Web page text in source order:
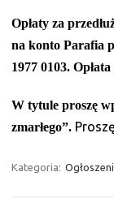
Opłaty za
na konto Parafia
1977 0103.
W tytule proszę
zmarłego”.
Kategoria: